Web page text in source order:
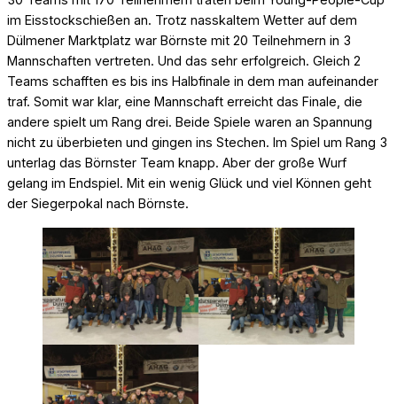
im Eisstockschießen an. Trotz nasskaltem Wetter auf dem
Dülmener Marktplatz war Börnste mit 20 Teilnehmern in 3
Mannschaften vertreten. Und das sehr erfolgreich. Gleich 2
Teams schafften es bis ins Halbfinale in dem man aufeinander
traf. Somit war klar, eine Mannschaft erreicht das Finale, die
andere spielt um Rang drei. Beide Spiele waren an Spannung
nicht zu überbieten und gingen ins Stechen. Im Spiel um Rang 3
unterlag das Börnster Team knapp. Aber der große Wurf
gelang im Endspiel. Mit ein wenig Glück und viel Können geht
der Siegerpokal nach Börnste.